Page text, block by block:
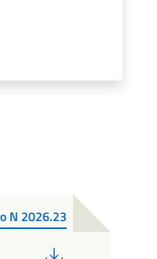
N 2026.23